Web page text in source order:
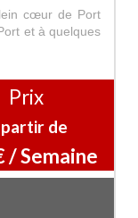
cœur de Port
et à quelques
Prix
de
/ Semaine